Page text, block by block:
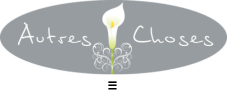
vers
le
contenu